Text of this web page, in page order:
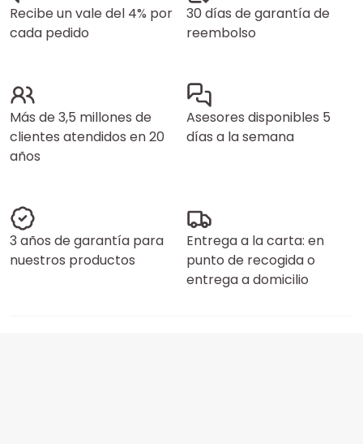
Recibe un vale del 4% por
cada pedido
30 días de garantía de
reembolso
Más de 3,5 millones de
clientes atendidos en 20
años
Asesores disponibles 5
días a la semana
3 años de garantía para
nuestros productos
Entrega a la carta: en
punto de recogida o
entrega a domicilio